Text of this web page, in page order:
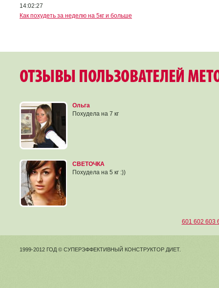
14:02:27
Как похудеть за неделю на 5кг и больше
Ольга
Похудела на 7 кг
СВЕТОЧКА
Похудела на 5 кг :))
601 602 603
1999-2012 ГОД © СУПЕРЭФФЕКТИВНЫЙ КОНСТРУКТОР ДИЕТ.